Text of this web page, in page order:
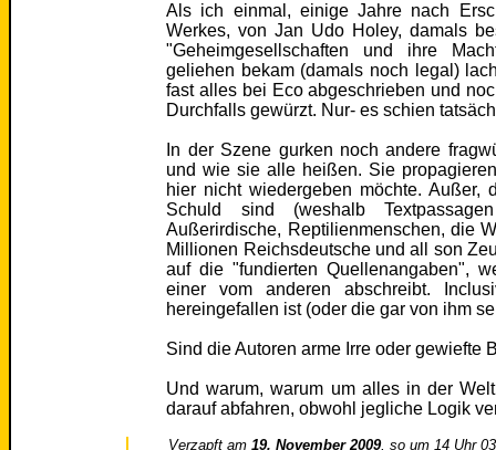
Als ich einmal, einige Jahre nach
Werkes, von Jan Udo Holey, damals
"Geheimgesellschaften und ihre
geliehen bekam (damals noch legal)
fast alles bei Eco abgeschrieben und
Durchfalls gewürzt. Nur- es schien
In der Szene gurken noch andere
und wie sie alle heißen. Sie
hier nicht wiedergeben möchte.
Schuld sind (weshalb
Außerirdische, Reptilienmenschen, die
Millionen Reichsdeutsche und all son
auf die "fundierten Quellenangaben",
einer vom anderen abschreibt.
hereingefallen ist (oder die gar von ihm
Sind die Autoren arme Irre oder gewiefte
Und warum, warum um alles in der
darauf abfahren, obwohl jegliche Logik
Verzapft am19. November 2009, so um 14 Uhr 03